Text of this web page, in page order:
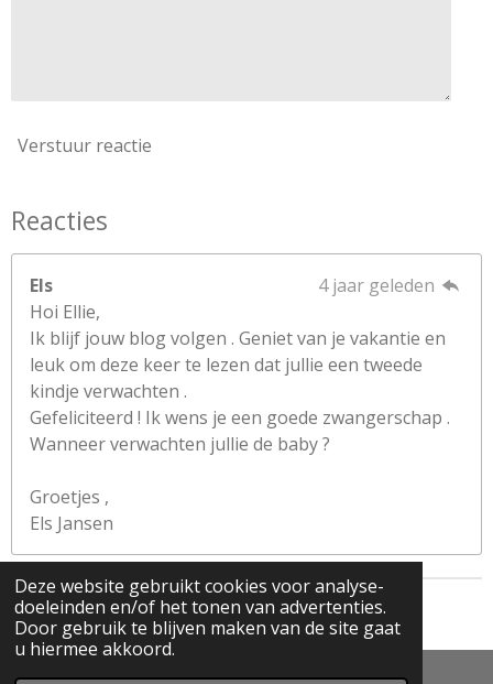
Deze website gebruikt cookies voor analyse-
doeleinden en/of het tonen van advertenties.
Door gebruik te blijven maken van de site gaat
u hiermee akkoord.
Verstuur reactie
Reacties
Els
4 jaar geleden
Hoi Ellie,
Ik blijf jouw blog volgen . Geniet van je vakantie en
leuk om deze keer te lezen dat jullie een tweede
kindje verwachten .
Gefeliciteerd ! Ik wens je een goede zwangerschap .
Wanneer verwachten jullie de baby ?
Groetjes ,
Els Jansen
© 2018 - 2026 Onderwijssupporter